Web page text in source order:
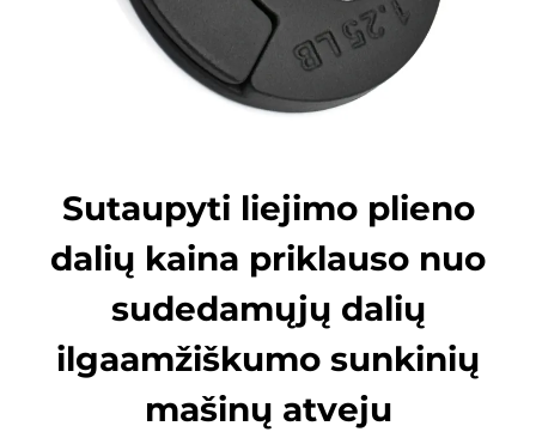
Sutaupyti liejimo plieno
dalių kaina priklauso nuo
sudedamųjų dalių
ilgaamžiškumo sunkinių
mašinų atveju